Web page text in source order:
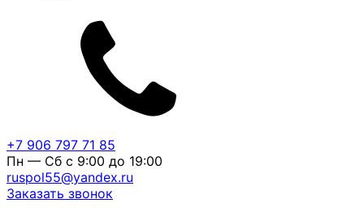
+7 906 797 71 85
Пн — Сб с 9:00 до 19:00
ruspol55@yandex.ru
Заказать звонок